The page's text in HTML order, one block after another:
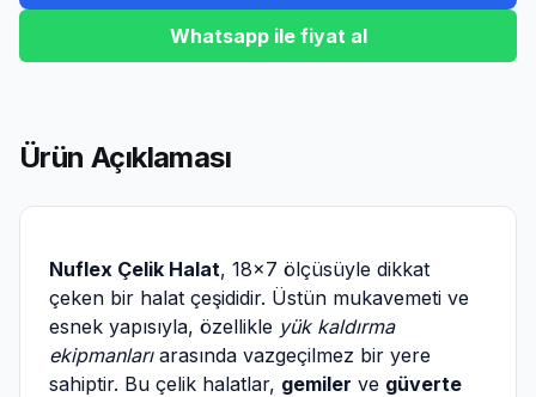
Whatsapp ile fiyat al
Ürün Açıklaması
Nuflex Çelik Halat, 18x7 ölçüsüyle dikkat
çeken bir halat çeşididir. Üstün mukavemeti ve
esnek yapısıyla, özellikle yük kaldırma
ekipmanlarıarasında vazgeçilmez bir yere
sahiptir. Bu çelik halatlar, gemiler ve güverte